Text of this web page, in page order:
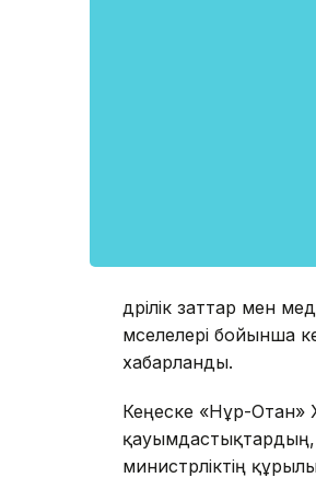
дәрілік заттар мен
мәселелері бойынша
хабарланды.
Кеңеске «Нұр-Отан»
министрліктің